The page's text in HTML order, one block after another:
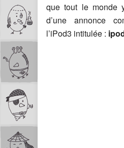
que tout le monde
d’une annonce
l’iPod3 intitulée :